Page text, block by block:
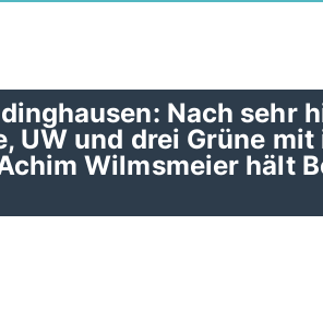
Nach sehr
UW und drei Grüne
Wilmsmeier hält